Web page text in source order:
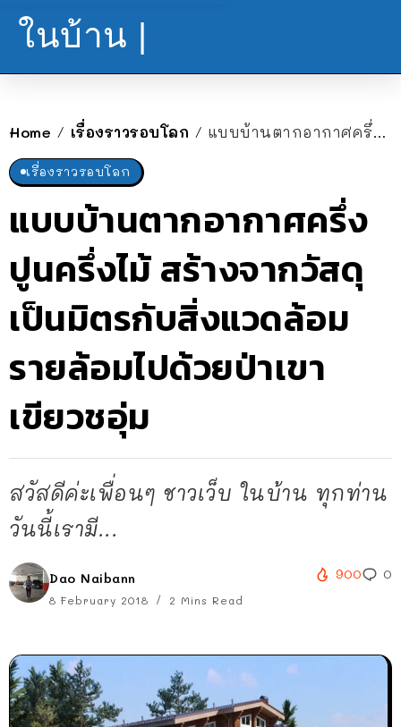
ในบ้าน |
Home / เรื่องราวรอบโลก / แบบบ้านตากอากาศครึ่งปูนครึ่งไม้ สร้างจากวัสดุเป็นมิตรกับสิ่งแวดล้อม รายล้อมไปด้วยป่าเขาเขียวชอุ่ม
เรื่องราวรอบโลก
แบบบ้านตากอากาศครึ่ง
ปูนครึ่งไม้ สร้างจากวัสดุ
เป็นมิตรกับสิ่งแวดล้อม
รายล้อมไปด้วยป่าเขา
เขียวชอุ่ม
สวัสดีค่ะเพื่อนๆ ชาวเว็บ ในบ้าน ทุกท่าน
วันนี้เรามี...
Dao Naibann
8 February 2018 2 Mins Read
900 0